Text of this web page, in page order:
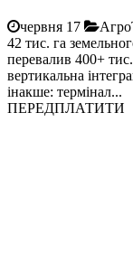
червня 17
42 тис. га
перевалив 400+
вертикальна
інакше: термінал...
ПЕРЕДПЛАТИТИ